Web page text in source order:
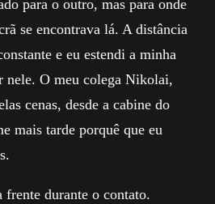
para o outro, mas para onde
se encontrava lá. A distância
e eu estendi a minha
nele. O meu colega Nikolai,
cenas, desde a cabine do
mais tarde porquê que eu
durante o contato.